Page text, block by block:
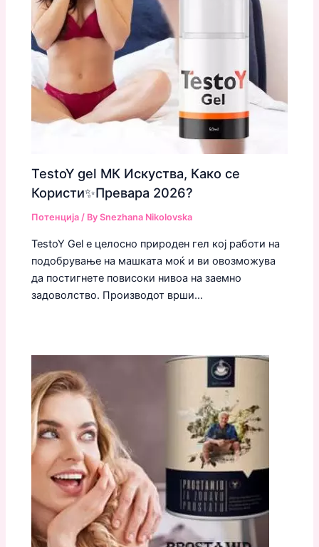
TestoY gel МК Искуства, Како се
Користи✨Превара 2026?
Потенција / BySnezhana Nikolovska
TestoY Gel е целосно природен гел кој работи на
подобрување на машката моќ и ви овозможува
да постигнете повисоки нивоа на заемно
задоволство. Производот врши…